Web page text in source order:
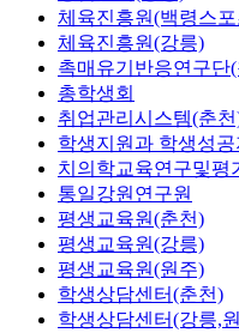
체육진흥원(백령스
체육진흥원(강릉)
촉매유기반응연구단
총학생회
취업관리시스템(춘
학생지원과 학생성
치의학교육연구및평
통일강원연구원
평생교육원(춘천)
평생교육원(강릉)
평생교육원(원주)
학생상담센터(춘천)
학생상담센터(강릉,